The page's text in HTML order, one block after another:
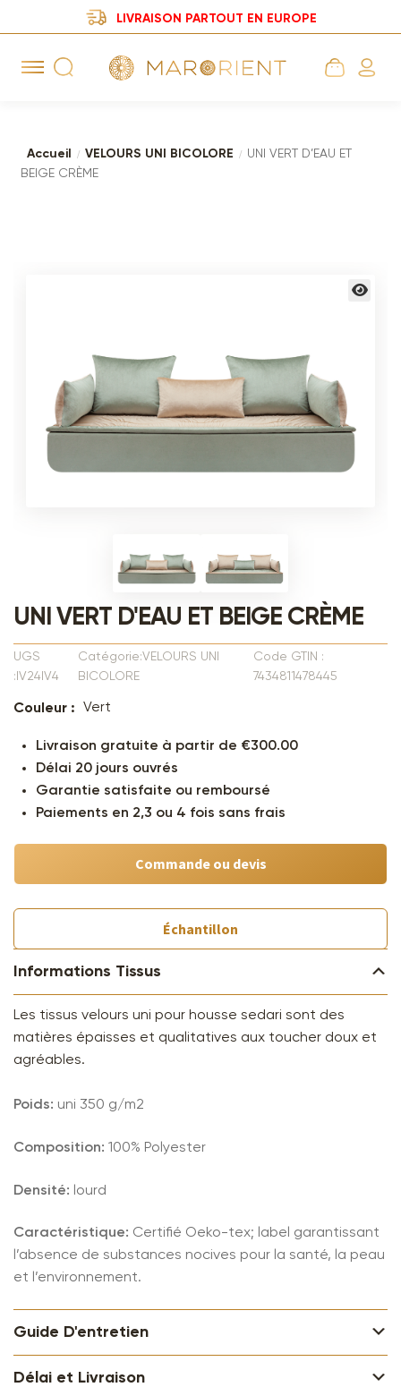
LIVRAISON PARTOUT EN EUROPE
à
au
Accueil VELOURS UNI BICOLORE
UNI VERT D’EAU ET
BEIGE CRÈME
UNI VERT D'EAU ET BEIGE CRÈME
UGS
:IV24IV4
Catégorie:VELOURS UNI
BICOLORE
Code GTIN :
7434811478445
Couleur : Vert
Livraison gratuite à partir de €300.00
Délai 20 jours ouvrés
Garantie satisfaite ou remboursé
Paiements en 2,3 ou 4 fois sans frais
Commande ou devis
Échantillon
Informations Tissus
Les tissus velours uni pour housse sedari sont des
matières épaisses et qualitatives aux toucher doux et
agréables.
Poids: uni 350 g/m2
Composition: 100% Polyester
Densité: lourd
Caractéristique: Certifié Oeko-tex; label garantissant
l’absence de substances nocives pour la santé, la peau
et l’environnement.
Guide D'entretien
Délai et Livraison